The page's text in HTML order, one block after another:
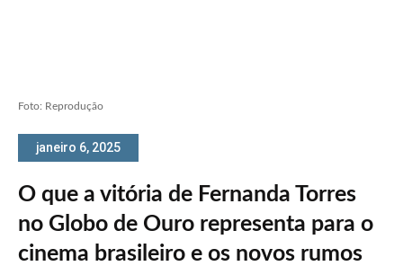
Foto: Reprodução
janeiro 6, 2025
O que a vitória de Fernanda Torres
no Globo de Ouro representa para o
cinema brasileiro e os novos rumos